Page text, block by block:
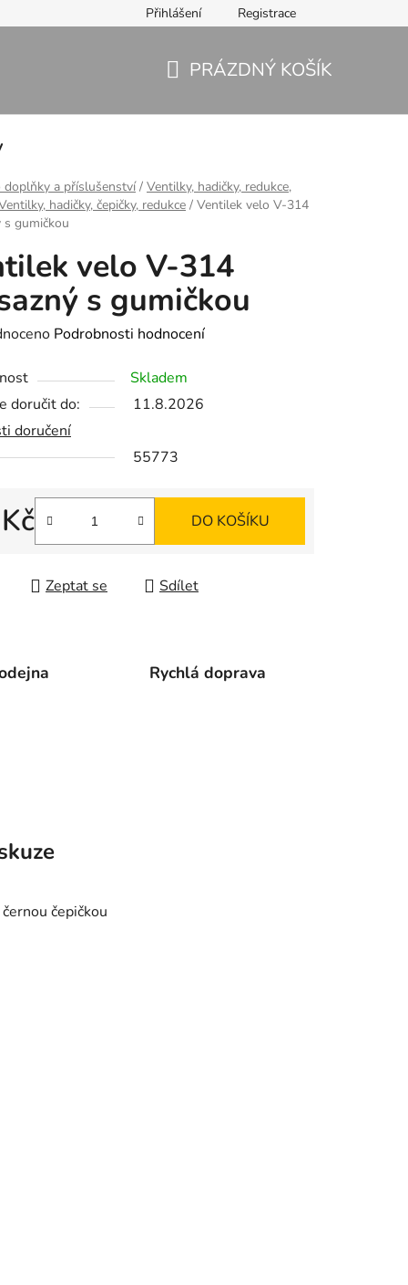
Přihlášení Registrace
PRÁZDNÝ KOŠÍK
doplňky a příslušenství / Ventilky, hadičky, redukce,
hadičky, čepičky, redukce / Ventilek velo V-314
s gumičkou
velo V-314
s gumičkou
Podrobnosti hodnocení
Skladem
doručit do:
11.8.2026
doručení
55773
cena:
DO KOŠÍKU
Zeptat se Sdílet
Rychlá doprava
čepičkou